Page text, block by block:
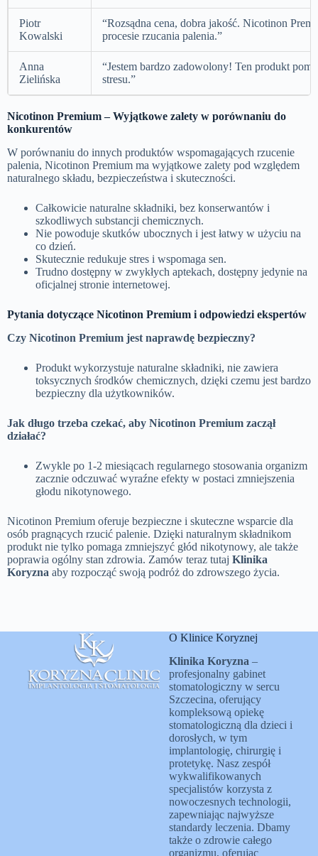
Piotr
Kowalski
“Rozsądna cena, dobra jakość. Nicotinon
procesie rzucania palenia.”
Anna
Zielińska
“Jestem bardzo zadowolony! Ten produkt
stresu.”
Nicotinon Premium – Wyjątkowe zalety w porównaniu do
konkurentów
W porównaniu do innych produktów wspomagających rzucenie
palenia, Nicotinon Premium ma wyjątkowe zalety pod względem
naturalnego składu, bezpieczeństwa i skuteczności.
Całkowicie naturalne składniki, bez konserwantów i
szkodliwych substancji chemicznych.
Nie powoduje skutków ubocznych i jest łatwy w użyciu na
co dzień.
Skutecznie redukuje stres i wspomaga sen.
Trudno dostępny w zwykłych aptekach, dostępny jedynie na
oficjalnej stronie internetowej.
Pytania dotyczące Nicotinon Premium i odpowiedzi ekspertów
Czy Nicotinon Premium jest naprawdę bezpieczny?
Produkt wykorzystuje naturalne składniki, nie zawiera
toksycznych środków chemicznych, dzięki czemu jest bardzo
bezpieczny dla użytkowników.
Jak długo trzeba czekać, aby Nicotinon Premium zaczął
działać?
Zwykle po 1-2 miesiącach regularnego stosowania organizm
zacznie odczuwać wyraźne efekty w postaci zmniejszenia
głodu nikotynowego.
Nicotinon Premium oferuje bezpieczne i skuteczne wsparcie dla
osób pragnących rzucić palenie. Dzięki naturalnym składnikom
produkt nie tylko pomaga zmniejszyć głód nikotynowy, ale także
poprawia ogólny stan zdrowia. Zamów teraz tutaj Klinika
Koryzna aby rozpocząć swoją podróż do zdrowszego życia.
O Klinice Koryznej
Klinika Koryzna –
profesjonalny gabinet
stomatologiczny w sercu
Szczecina, oferujący
kompleksową opiekę
stomatologiczną dla dzieci i
dorosłych, w tym
implantologię, chirurgię i
protetykę. Nasz zespół
wykwalifikowanych
specjalistów korzysta z
nowoczesnych technologii,
zapewniając najwyższe
standardy leczenia. Dbamy
także o zdrowie całego
organizmu, oferując